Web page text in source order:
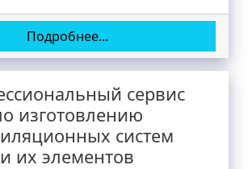
Подробнее...
сервис
изготовлению
систем
и их элементов